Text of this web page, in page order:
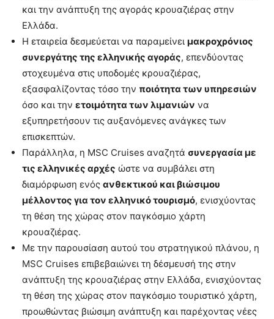
και την ανάπτυξη της αγοράς κρουαζιέρας στην
Ελλάδα.
Η εταιρεία δεσμεύεται να παραμείνει μακροχρόνιος
συνεργάτης της ελληνικής αγοράς, επενδύοντας
στοχευμένα στις υποδομές κρουαζιέρας,
εξασφαλίζοντας τόσο την ποιότητα των υπηρεσιών
όσο και την ετοιμότητα των λιμανιών να
εξυπηρετήσουν τις αυξανόμενες ανάγκες των
επισκεπτών.
Παράλληλα, η MSC Cruises αναζητά συνεργασία με
τις ελληνικές αρχές ώστε να συμβάλει στη
διαμόρφωση ενός ανθεκτικού και βιώσιμου
μέλλοντος για τον ελληνικό τουρισμό, ενισχύοντας
τη θέση της χώρας στον παγκόσμιο χάρτη
κρουαζιέρας.
Με την παρουσίαση αυτού του στρατηγικού πλάνου, η
MSC Cruises επιβεβαιώνει τη δέσμευσή της στην
ανάπτυξη της κρουαζιέρας στην Ελλάδα, ενισχύοντας
τη θέση της χώρας στον παγκόσμιο τουριστικό χάρτη,
προωθώντας βιώσιμη ανάπτυξη και παρέχοντας νέες